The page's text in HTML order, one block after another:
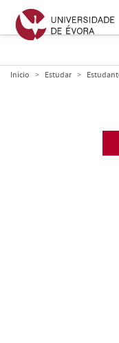
Início Estudar